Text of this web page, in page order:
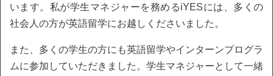
います。私が学生マネジャーを務めるiYESには、多くの
社会人の方が英語留学にお越しくださいました。
また、多くの学生の方にも英語留学やインターンプログラ
ムに参加していただきました。学生マネジャーとして一緒